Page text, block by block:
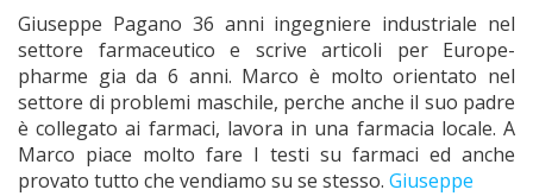
Giuseppe Pagano 36 anni ingegniere industriale nel
settore farmaceutico e scrive articoli per Europe-
pharme gia da 6 anni. Marco è molto orientato nel
settore di problemi maschile, perche anche il suo padre
è collegato ai farmaci, lavora in una farmacia locale. A
Marco piace molto fare I testi su farmaci ed anche
provato tutto che vendiamo su se stesso. Giuseppe